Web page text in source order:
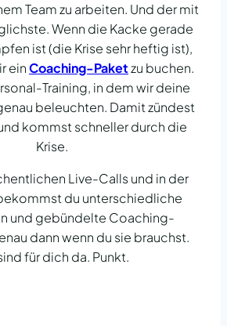
Team zu arbeiten. Und der mit
Wenn die Kacke gerade
ist (die Krise sehr heftig ist),
einCoaching-Paketzu buchen.
Training, in dem wir deine
beleuchten. Damit zündest
kommst schneller durch die
Krise.
Live-Calls und in der
du unterschiedliche
und gebündelte Coaching-
dann wenn du sie brauchst.
für dich da. Punkt.